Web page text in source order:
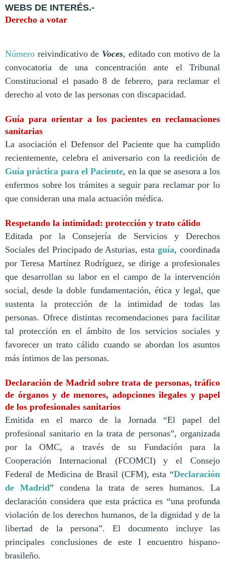
WEBS DE INTERÉS.-
Derecho a votar
Número reivindicativo de Voces, editado con motivo de la
convocatoria de una concentración ante el Tribunal
Constitucional el pasado 8 de febrero, para reclamar el
derecho al voto de las personas con discapacidad.
Guía para orientar a los pacientes en reclamaciones
sanitarias
La asociación el Defensor del Paciente que ha cumplido
recientemente, celebra el aniversario con la reedición de
Guía práctica para el Paciente, en la que se asesora a los
enfermos sobre los trámites a seguir para reclamar por lo
que consideran una mala actuación médica.
Respetando la intimidad: protección y trato cálido
Editada por la Consejería de Servicios y Derechos
Sociales del Principado de Asturias, estaguía, coordinada
por Teresa Martínez Rodríguez, se dirige a profesionales
que desarrollan su labor en el campo de la intervención
social, desde la doble fundamentación, ética y legal, que
sustenta la protección de la intimidad de todas las
personas. Ofrece distintas recomendaciones para facilitar
tal protección en el ámbito de los servicios sociales y
favorecer un trato cálido cuando se abordan los asuntos
más íntimos de las personas.
Declaración de Madrid sobre trata de personas, tráfico
de órganos y de menores, adopciones ilegales y papel
de los profesionales sanitarios
Emitida en el marco de la Jornada “El papel del
profesional sanitario en la trata de personas”, organizada
por la OMC, a través de su Fundación para la
Cooperación Internacional (FCOMCI) y el Consejo
Federal de Medicina de Brasil (CFM), esta “Declaración
de Madrid” condena la trata de seres humanos. La
declaración considera que esta práctica es “una profunda
violación de los derechos humanos, de la dignidad y de la
libertad de la persona”. El documento incluye las
principales conclusiones de este I encuentro hispano-
brasileño.